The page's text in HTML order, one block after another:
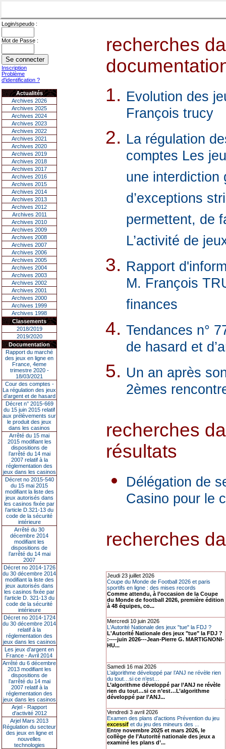
Login/speudo :
Mot de Passe :
Inscription
Problème
d'identification ?
Actualités
Archives 2026
Archives 2025
Archives 2024
Archives 2023
Archives 2022
Archives 2021
Archives 2020
Archives 2019
Archives 2018
Archives 2017
Archives 2016
Archives 2015
Archives 2014
Archives 2013
Archives 2012
Archives 2011
Archives 2010
Archives 2009
Archives 2008
Archives 2007
Archives 2006
Archives 2005
Archives 2004
Archives 2003
Archives 2002
Archives 2001
Archives 2000
Archives 1999
Archives 1998
Classements
2018/2019
2019/2020
Documentation
Rapport du marché
des jeux en ligne en
France, 4eme
trimestre 2020 -
18/03/2021
Cour des comptes -
La régulation des jeux
d’argent et de hasard
Décret n° 2015-669
du 15 juin 2015 relatif
aux prélèvements sur
le produit des jeux
dans les casinos
Arrêté du 15 mai
2015 modifiant les
dispositions de
l’arrêté du 14 mai
2007 relatif à la
réglementation des
jeux dans les casinos
Décret no 2015-540
du 15 mai 2015
modifiant la liste des
jeux autorisés dans
les casinos fixée par
l’article D.321-13 du
code de la sécurité
intérieure
Arrêté du 30
décembre 2014
modifiant les
dispositions de
l’arrêté du 14 mai
2007
Décret no 2014-1726
du 30 décembre 2014
modifiant la liste des
jeux autorisés dans
les casinos fixée par
l’article D. 321-13 du
code de la sécurité
intérieure
Décret no 2014-1724
du 30 décembre 2014
relatif à la
réglementation des
jeux dans les casinos
Les jeux d’argent en
France - Avril 2014
Arrêté du 6 décembre
2013 modifiant les
dispositions de
l’arrêté du 14 mai
2007 relatif à la
réglementation des
jeux dans les casinos
Arjel - Rapport
d'activité 2012
Arjel Mars 2013
Régulation du secteur
des jeux en ligne et
nouvelles
technologies
recherches
Evolution des
François trucy
La régulation
comptes Les
une interdiction
d’exceptions
permettent, de
L’activité de
Rapport
M. François
finances
Tendances n°
de hasard et
Un an après
2èmes
recherches
résultats
Délégation de
Casino pour le
recherches
Jeudi 23 juillet 2026
Coupe du Monde de Football 2026 et paris
sportifs en ligne : des mises records
Comme attendu, à l’occasion de la Coupe
du Monde de football 2026, première édition
à 48 équipes, co...
Mercredi 10 juin 2026
L'Autorité Nationale des jeux "tue" la FDJ ?
L'Autorité Nationale des jeux "tue" la FDJ ?
:----juin 2026---Jean-Pierre G. MARTIGNONI-
HU...
Samedi 16 mai 2026
L’algorithme développé par l’ANJ ne révèle rien
du tout…si ce n’est…
L’algorithme développé par l’ANJ ne révèle
rien du tout…si ce n’est…L’algorithme
développé par l’ANJ...
Vendredi 3 avril 2026
Examen des plans d’actions Prévention du jeu
excessif et du jeu des mineurs des ...
Entre novembre 2025 et mars 2026, le
collège de l’Autorité nationale des jeux a
examiné les plans d’...